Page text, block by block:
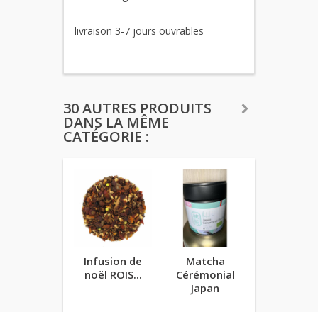
livraison 3-7 jours ouvrables
30 AUTRES PRODUITS
DANS LA MÊME
CATÉGORIE :
Infusion de
noël ROIS...
Matcha
Cérémonial
Japan